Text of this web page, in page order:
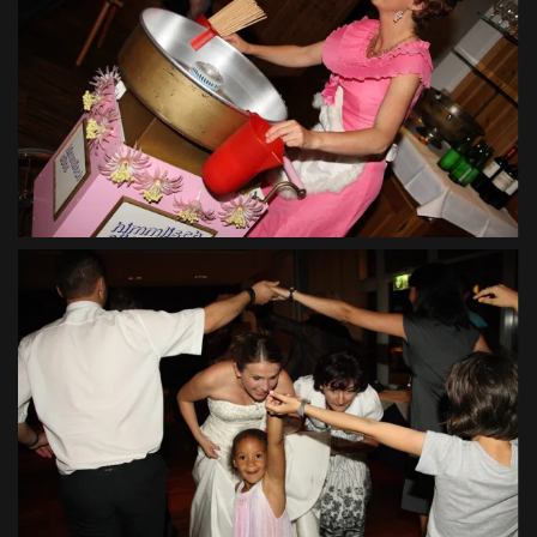
VIEW
VIEW